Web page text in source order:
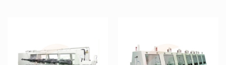
l'intérieur du produit, tandis que
la purification unique pour les